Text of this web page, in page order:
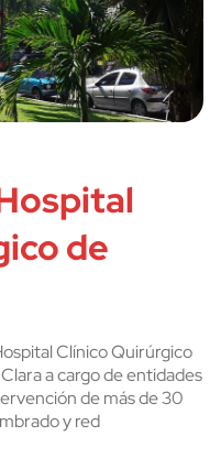
de
Clínico Quirúrgico
a cargo de entidades
de más de 30
y red